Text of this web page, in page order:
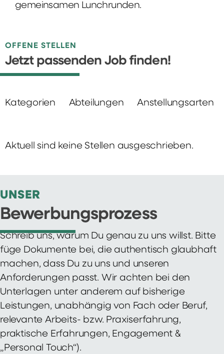
gemeinsamen Lunchrunden.
OFFENE STELLEN
Jetzt passenden Job finden!
Kategorien Abteilungen Anstellungsarten
Aktuell sind keine Stellen ausgeschrieben.
UNSER
Bewerbungsprozess
Schreib uns, warum Du genau zu uns willst. Bitte
füge Dokumente bei, die authentisch glaubhaft
machen, dass Du zu uns und unseren
Anforderungen passt. Wir achten bei den
Unterlagen unter anderem auf bisherige
Leistungen, unabhängig von Fach oder Beruf,
relevante Arbeits- bzw. Praxiserfahrung,
praktische Erfahrungen, Engagement &
„Personal Touch“).